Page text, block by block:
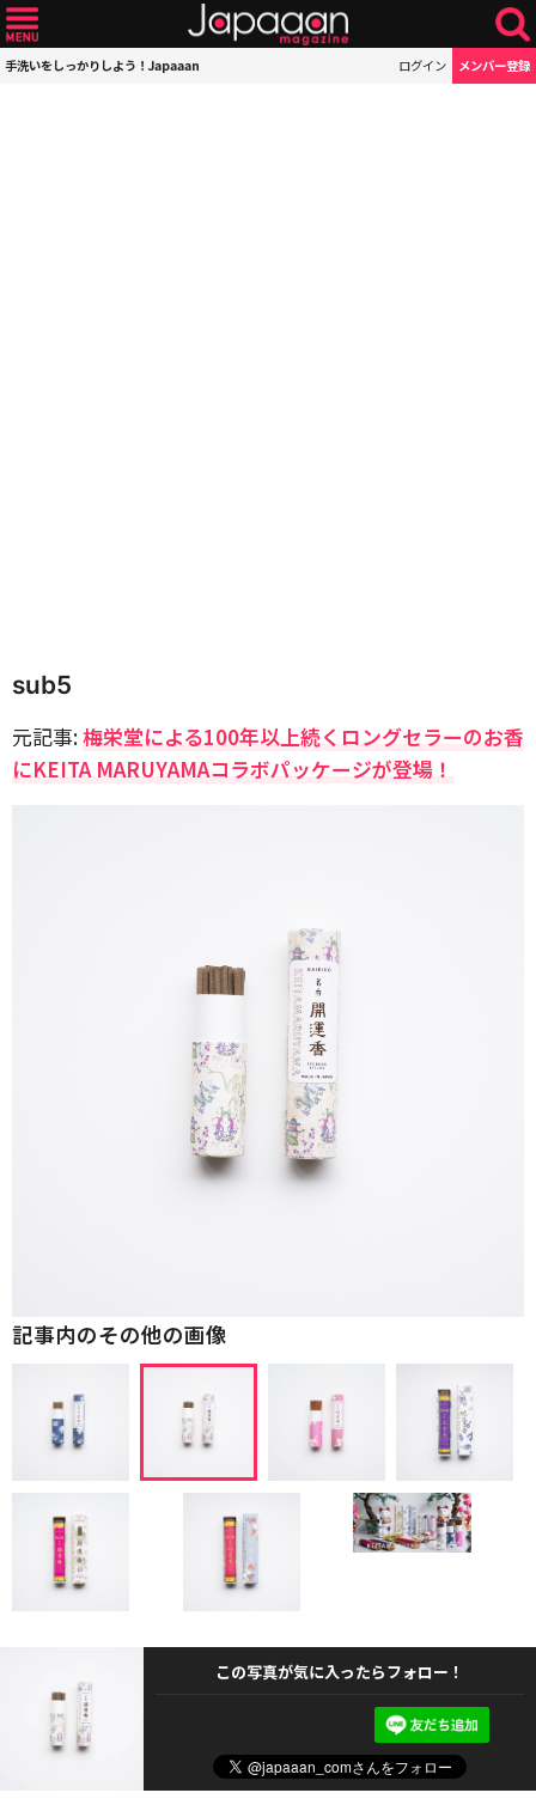
手洗いをしっかりしよう！Japaaan ログイン メンバー登録
sub5
元記事:梅栄堂による100年以上続くロングセラーのお香
にKEITA MARUYAMAコラボパッケージが登場！
記事内のその他の画像
この写真が気に入ったらフォロー！